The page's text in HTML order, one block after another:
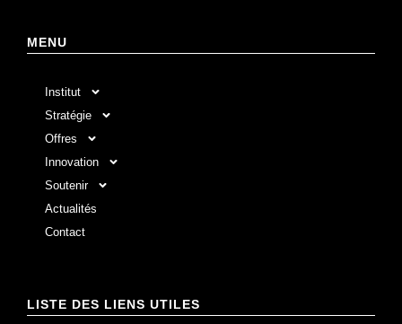
MENU
Institut
Stratégie
Offres
Innovation
Soutenir
Actualités
Contact
LISTE DES LIENS UTILES